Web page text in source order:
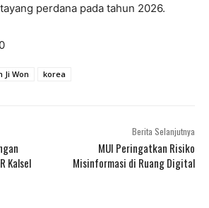
perdana pada tahun 2026.
Ji Won korea
Kalsel
Berita Selanjutnya
MUI Peringatkan Risiko
Misinformasi di Ruang Digital